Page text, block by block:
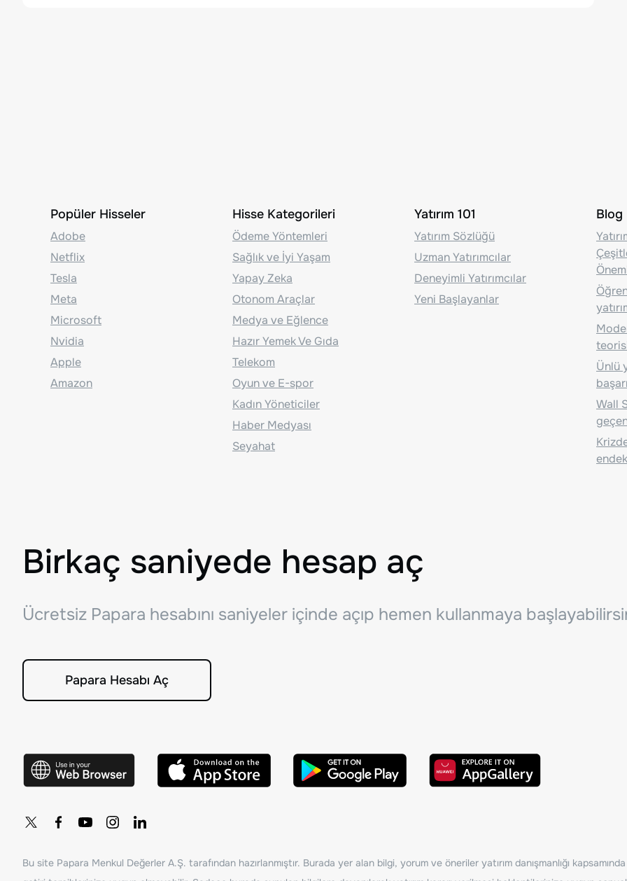
Popüler Hisseler
Adobe
Netflix
Tesla
Meta
Microsoft
Nvidia
Apple
Amazon
Hisse Kategorileri
Ödeme Yöntemleri
Sağlık ve İyi Yaşam
Yapay Zeka
Otonom Araçlar
Medya ve Eğlence
Hazır Yemek Ve Gıda
Telekom
Oyun ve E-spor
Kadın Yöneticiler
Haber Medyası
Seyahat
Yatırım 101
Yatırım Sözlüğü
Uzman Yatırımcılar
Deneyimli Yatırımcılar
Yeni Başlayanlar
Blog
Ünlü
Wall
Birkaç saniyede hesap aç
Ücretsiz Papara hesabını saniyeler içinde açıp hemen kullanmaya
Papara Hesabı Aç
Bu site Papara Menkul Değerler A.Ş. tarafından hazırlanmıştır. Burada yer alan bilgi, yorum ve öneriler yatırım danışmanlığı